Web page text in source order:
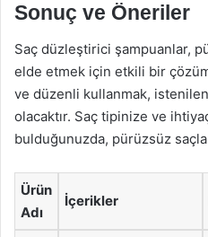
Sonuç ve Öneriler
Saç düzleştirici şampuanlar,
elde etmek için etkili bir
ve düzenli kullanmak, istenilen
olacaktır. Saç tipinize ve
bulduğunuzda, pürüzsüz
Ürün
Adı
İçerikler